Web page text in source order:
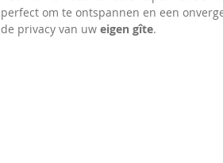
perfect om te ontspannen en een
de privacy van uw eigen gîte.